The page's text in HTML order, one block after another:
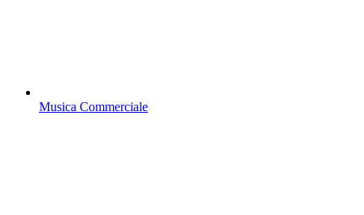
Musica Commerciale